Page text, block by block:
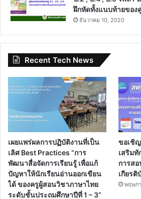
ฝึกหัดทั้งแนบท้ายของ
ธันวาคม 10, 2020
Recent Tech News
เผยแพร่ผลการปฏิบัติงานที่เป็น
เลิศ Best Practices “การ
พัฒนาสื่อจัดการเรียนรู้ เพื่อแก้
ปัญหาให้นักเรียนอ่านออกเขียน
ได้ ของครูผู้สอนวิชาภาษาไทย
ระดับชั้นประถมศึกษาปีที่ 1 – 3”
ขอเชิ
เสริม
การส
เกียรติ
พฤษภ